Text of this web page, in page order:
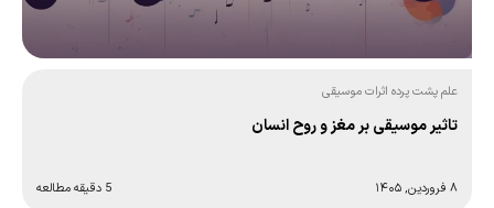
علم پشت پرده اثرات موسیقی
تاثیر موسیقی بر مغز و روح انسان
۸ فروردین, ۱۴۰۵ 5 دقیقه مطالعه